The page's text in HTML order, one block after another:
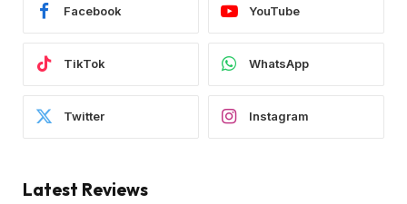
Facebook YouTube
TikTok WhatsApp
Twitter Instagram
Latest Reviews